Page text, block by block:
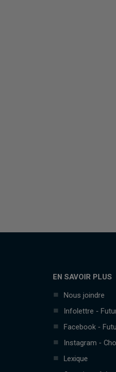
EN SAVOIR PLUS
Nous joindre
Infolettre -
Facebook -
Instagram -
Lexique